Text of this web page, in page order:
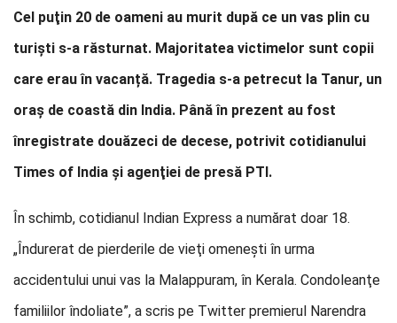
Cel puţin 20 de oameni au murit după ce un vas plin cu
turiști s-a răsturnat. Majoritatea victimelor sunt copii
care erau în vacanță. Tragedia s-a petrecut la Tanur, un
oraş de coastă din India. Până în prezent au fost
înregistrate douăzeci de decese, potrivit cotidianului
Times of India şi agenţiei de presă PTI.
În schimb, cotidianul Indian Express a numărat doar 18.
„Îndurerat de pierderile de vieţi omeneşti în urma
accidentului unui vas la Malappuram, în Kerala. Condoleanţe
familiilor îndoliate”, a scris pe Twitter premierul Narendra